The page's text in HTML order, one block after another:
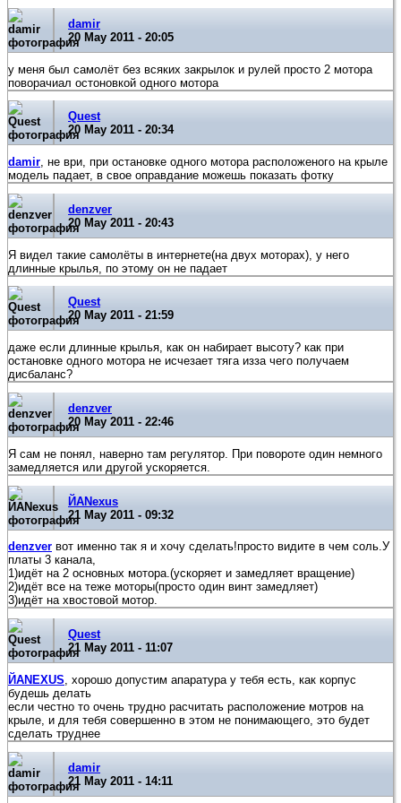
damir
20 May 2011 - 20:05
у меня был самолёт без всяких закрылок и рулей просто 2 мотора
поворачиал остоновкой одного мотора
Quest
20 May 2011 - 20:34
damir, не ври, при остановке одного мотора расположеного на крыле
модель падает, в свое оправдание можешь показать фотку
denzver
20 May 2011 - 20:43
Я видел такие самолёты в интернете(на двух моторах), у него
длинные крылья, по этому он не падает
Quest
20 May 2011 - 21:59
даже если длинные крылья, как он набирает высоту? как при
остановке одного мотора не исчезает тяга изза чего получаем
дисбаланс?
denzver
20 May 2011 - 22:46
Я сам не понял, наверно там регулятор. При повороте один немного
замедляется или другой ускоряется.
ЙАNexus
21 May 2011 - 09:32
denzver вот именно так я и хочу сделать!просто видите в чем соль.У
платы 3 канала,
1)идёт на 2 основных мотора.(ускоряет и замедляет вращение)
2)идёт все на теже моторы(просто один винт замедляет)
3)идёт на хвостовой мотор.
Quest
21 May 2011 - 11:07
ЙАNEXUS , хорошо допустим апаратура у тебя есть, как корпус
будешь делать
если честно то очень трудно расчитать расположение мотров на
крыле, и для тебя совершенно в этом не понимающего, это будет
сделать труднее
damir
21 May 2011 - 14:11